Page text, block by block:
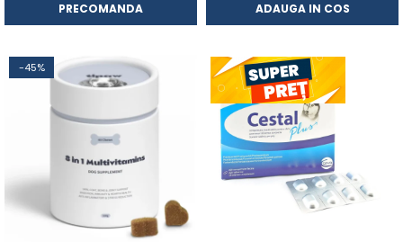
PRECOMANDA ADAUGA IN COS
-45%